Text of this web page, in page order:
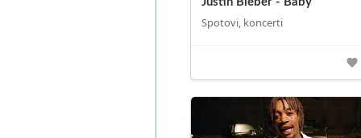
Spotovi, koncerti